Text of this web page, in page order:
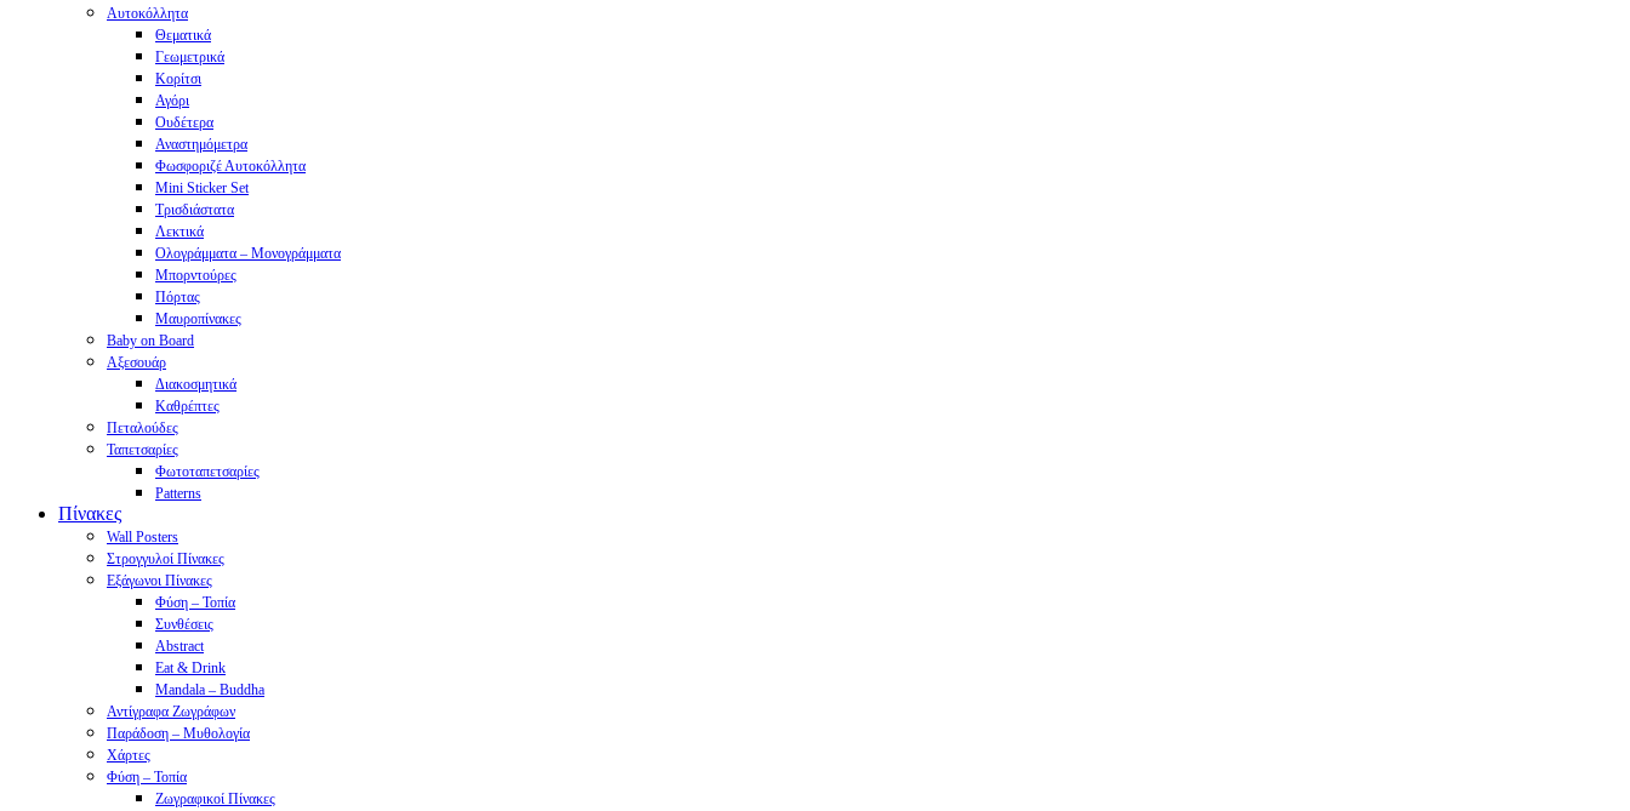
Αυτοκόλλητα
Θεματικά
Γεωμετρικά
Κορίτσι
Αγόρι
Ουδέτερα
Αναστημόμετρα
Φωσφοριζέ Αυτοκόλλητα
Mini Sticker Set
Tρισδιάστατα
Λεκτικά
Ολογράμματα – Μονογράμματα
Μπορντούρες
Πόρτας
Μαυροπίνακες
Baby on Board
Αξεσουάρ
Διακοσμητικά
Καθρέπτες
Πεταλούδες
Ταπετσαρίες
Φωτοταπετσαρίες
Patterns
Πίνακες
Wall Posters
Στρογγυλοί Πίνακες
Εξάγωνοι Πίνακες
Φύση – Τοπία
Συνθέσεις
Abstract
Eat & Drink
Mandala – Buddha
Αντίγραφα Ζωγράφων
Παράδοση – Μυθολογία
Χάρτες
Φύση – Τοπία
Ζωγραφικοί Πίνακες